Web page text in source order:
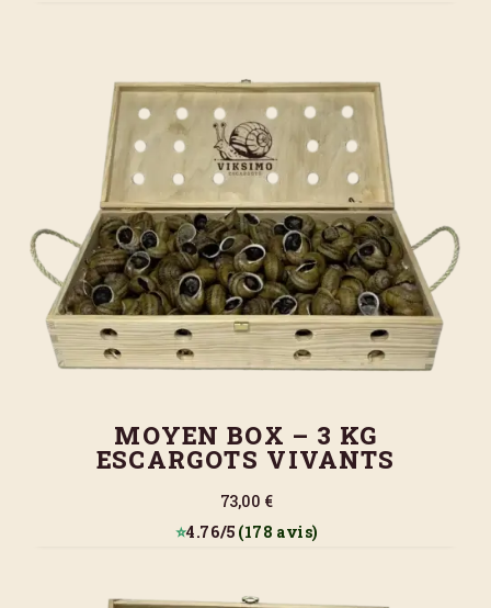
MOYEN BOX – 3 KG
ESCARGOTS VIVANTS
73,00 €
⭐4.76/5(178 avis)